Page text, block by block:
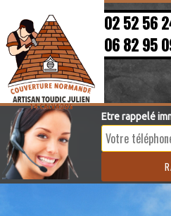
02 52 56
06 82 95
Etre rappelé